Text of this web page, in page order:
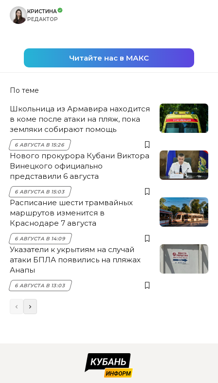
КРИСТИНА
РЕДАКТОР
Читайте нас в МАКС
По теме
Школьница из Армавира находится
в коме после атаки на пляж, пока
земляки собирают помощь
6 АВГУСТА В 15:26
Нового прокурора Кубани Виктора
Винецкого официально
представили 6 августа
6 АВГУСТА В 15:03
Расписание шести трамвайных
маршрутов изменится в
Краснодаре 7 августа
6 АВГУСТА В 14:09
Указатели к укрытиям на случай
атаки БПЛА появились на пляжах
Анапы
6 АВГУСТА В 13:03